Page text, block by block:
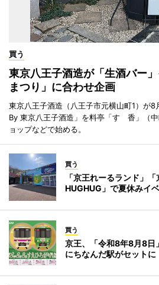
買う
東京八王子酒造が「生酒バー
まつり」に合わせ企画
東京八王子酒造（八王子市元横山町1）が
By 東京八王子酒造」を料亭「すゞ香」（
ョップなどで始める。
買う
「京王れーるランド」
HUGHUG」で夏休みイ
買う
京王、「令和8年8月8
にちなんだ駅がセットに